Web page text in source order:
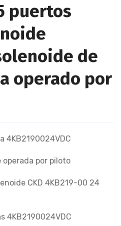
puertos
de
operado por
4KB2190024VDC
operada por piloto
CKD 4KB219-00 24
4KB2190024VDC